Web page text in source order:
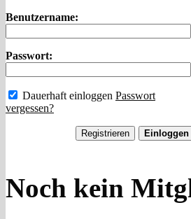
Benutzername:
Passwort:
Dauerhaft einloggen Passwort
vergessen?
Noch kein